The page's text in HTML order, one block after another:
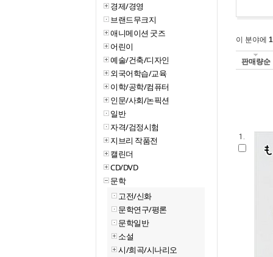
경제/경영
브랜드무크지
애니메이션 굿즈
어린이
예술/건축/디자인
외국어학습/교육
이학/공학/컴퓨터
인문/사회/논픽션
일반
자격/검정시험
지브리 작품전
캘린더
CD/DVD
문학
고전/신화
문학연구/평론
문학일반
소설
시/희곡/시나리오
이 분야에
판매량순
1.